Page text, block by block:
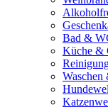
Bad &
Küche &